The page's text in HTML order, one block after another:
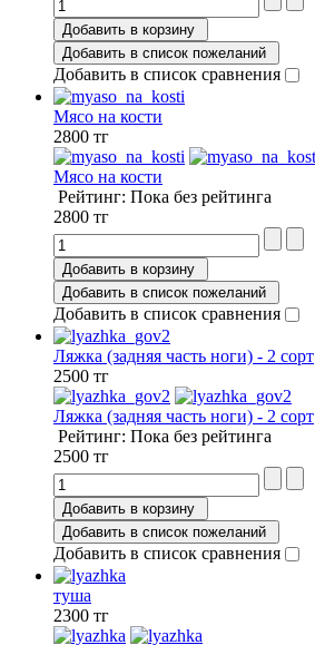
Добавить в корзину
Добавить в список пожеланий
Добавить в список сравнения
Мясо на кости
2800 тг
Мясо на кости
Рейтинг: Пока без рейтинга
2800 тг
Добавить в корзину
Добавить в список пожеланий
Добавить в список сравнения
Ляжка (задняя часть ноги) - 2 сорт
2500 тг
Ляжка (задняя часть ноги) - 2 сорт
Рейтинг: Пока без рейтинга
2500 тг
Добавить в корзину
Добавить в список пожеланий
Добавить в список сравнения
туша
2300 тг